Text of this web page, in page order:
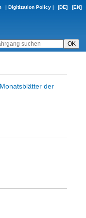
| Digitization Policy | [DE] [EN]
der